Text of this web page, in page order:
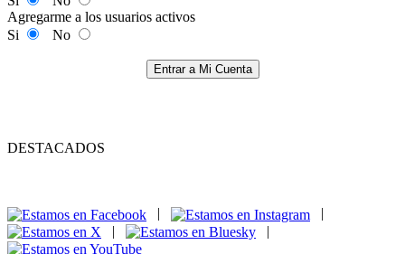
Agregarme a los usuarios activos
Si
No
Entrar a Mi Cuenta
DESTACADOS
|
|